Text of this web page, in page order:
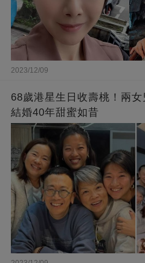
2023/12/09
68歲港星生日收壽桃！兩
結婚40年甜蜜如昔